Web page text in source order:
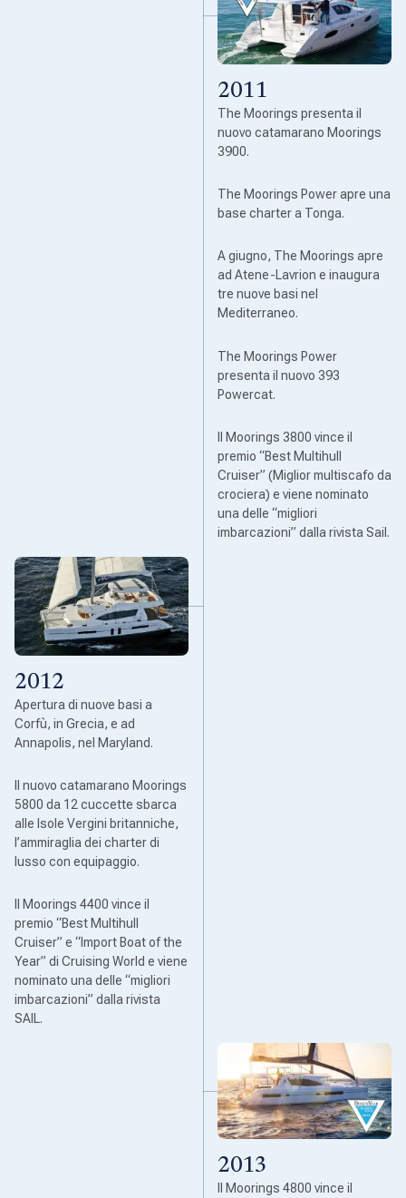
2011
The Moorings presenta il
nuovo catamarano Moorings
3900.
The Moorings Power apre una
base charter a Tonga.
A giugno, The Moorings apre
ad Atene-Lavrion e inaugura
tre nuove basi nel
Mediterraneo.
The Moorings Power
presenta il nuovo 393
Powercat.
Il Moorings 3800 vince il
premio “Best Multihull
Cruiser” (Miglior multiscafo da
crociera) e viene nominato
una delle “migliori
imbarcazioni” dalla rivista Sail.
2012
Apertura di nuove basi a
Corfù, in Grecia, e ad
Annapolis, nel Maryland.
Il nuovo catamarano Moorings
5800 da 12 cuccette sbarca
alle Isole Vergini britanniche,
l’ammiraglia dei charter di
lusso con equipaggio.
Il Moorings 4400 vince il
premio “Best Multihull
Cruiser” e “Import Boat of the
Year” di Cruising World e viene
nominato una delle “migliori
imbarcazioni” dalla rivista
SAIL.
2013
Il Moorings 4800 vince il